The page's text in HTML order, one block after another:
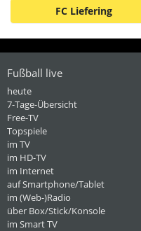
FC Liefering
Fußball live
heute
7-Tage-Übersicht
Free-TV
Topspiele
im TV
im HD-TV
im Internet
auf Smartphone/Tablet
im (Web-)Radio
über Box/Stick/Konsole
im Smart TV